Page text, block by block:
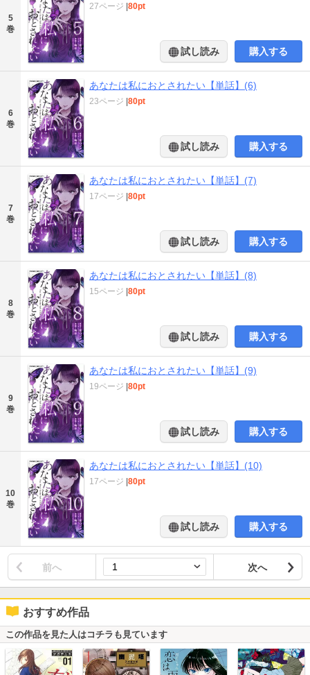
5
巻
27ページ |80pt
試し読み 購入する
6
巻
あなたは私におとされたい【単話】(6)
23ページ |80pt
試し読み 購入する
7
巻
あなたは私におとされたい【単話】(7)
17ページ |80pt
試し読み 購入する
8
巻
あなたは私におとされたい【単話】(8)
15ページ |80pt
試し読み 購入する
9
巻
あなたは私におとされたい【単話】(9)
19ページ |80pt
試し読み 購入する
10
巻
あなたは私におとされたい【単話】(10)
17ページ |80pt
試し読み 購入する
前へ 次へ
おすすめ作品
この作品を見た人はコチラも見ています